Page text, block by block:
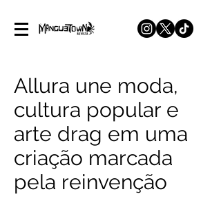
Allura une moda,
cultura popular e
arte drag em uma
criação marcada
pela reinvenção